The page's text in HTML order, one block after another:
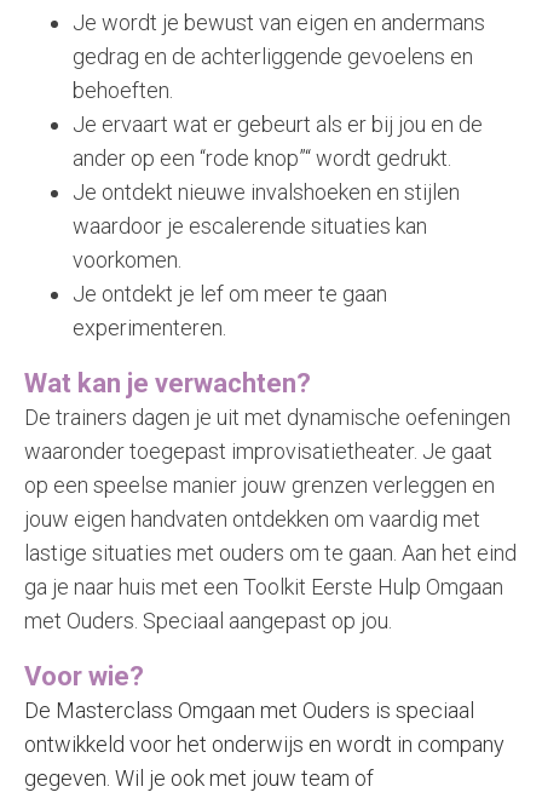
Je wordt je bewust van eigen en andermans
gedrag en de achterliggende gevoelens en
behoeften.
Je ervaart wat er gebeurt als er bij jou en de
ander op een “rode knop”“ wordt gedrukt.
Je ontdekt nieuwe invalshoeken en stijlen
waardoor je escalerende situaties kan
voorkomen.
Je ontdekt je lef om meer te gaan
experimenteren.
Wat kan je verwachten?
De trainers dagen je uit met dynamische oefeningen
waaronder toegepast improvisatietheater. Je gaat
op een speelse manier jouw grenzen verleggen en
jouw eigen handvaten ontdekken om vaardig met
lastige situaties met ouders om te gaan. Aan het eind
ga je naar huis met een Toolkit Eerste Hulp Omgaan
met Ouders. Speciaal aangepast op jou.
Voor wie?
De Masterclass Omgaan met Ouders is speciaal
ontwikkeld voor het onderwijs en wordt in company
gegeven. Wil je ook met jouw team of